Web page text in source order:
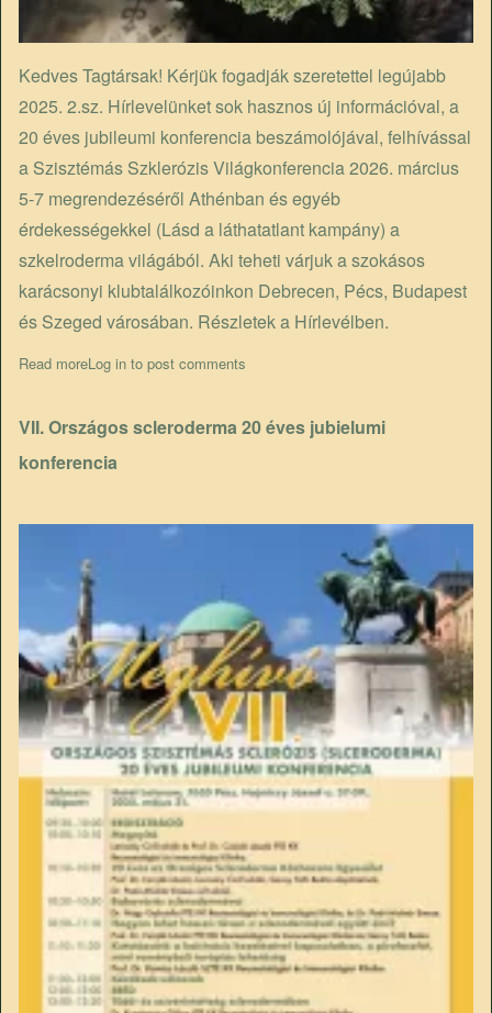
Kedves Tagtársak! Kérjük fogadják szeretettel legújabb
2025. 2.sz. Hírlevelünket sok hasznos új információval, a
20 éves jubileumi konferencia beszámolójával, felhívással
a Szisztémás Szklerózis Világkonferencia 2026. március
5-7 megrendezéséről Athénban és egyéb
érdekességekkel (Lásd a láthatatlant kampány) a
szkelroderma világából. Aki teheti várjuk a szokásos
karácsonyi klubtalálkozóinkon Debrecen, Pécs, Budapest
és Szeged városában. Részletek a Hírlevélben.
Read moreabout Megjelent a legújabb Hírlevél
Log in to post comments
VII. Országos scleroderma 20 éves jubielumi
konferencia